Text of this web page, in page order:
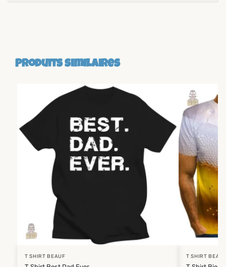
Produits similaires
T SHIRT BEAUF
-23%
T SHIRT